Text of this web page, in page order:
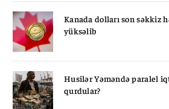
Kanada dolları son səkkiz
yüksəlib
Husilər Yəməndə paralel
qurdular?